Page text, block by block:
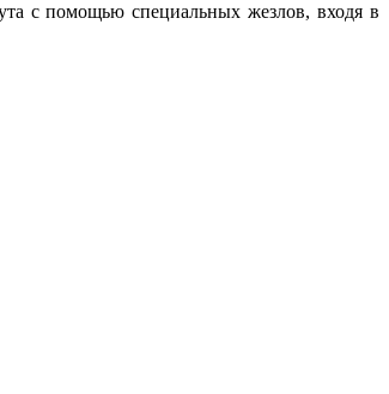
с помощью специальных жезлов, входя в